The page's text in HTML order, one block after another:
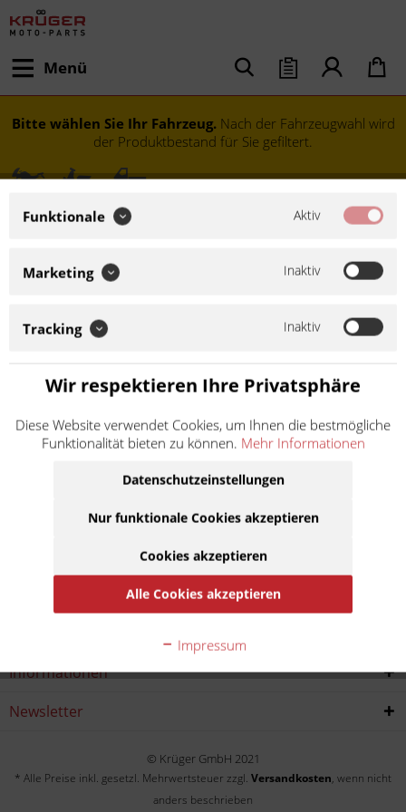
Menü
Bitte wählen Sie Ihr Fahrzeug. Nach der Fahrzeugwahl wird
der Produktbestand für Sie gefiltert.
XT 600 H 43F
1985 1986
Informationen
Newsletter
© Krüger GmbH 2021
* Alle Preise inkl. gesetzl. Mehrwertsteuer zzgl. Versandkosten, wenn nicht
anders beschrieben
Funktionale Aktiv
Marketing Inaktiv
Tracking Inaktiv
Wir respektieren Ihre Privatsphäre
Diese Website verwendet Cookies, um Ihnen die bestmögliche
Funktionalität bieten zu können. Mehr Informationen
Datenschutzeinstellungen
Nur funktionale Cookies akzeptieren
Cookies akzeptieren
Alle Cookies akzeptieren
Impressum